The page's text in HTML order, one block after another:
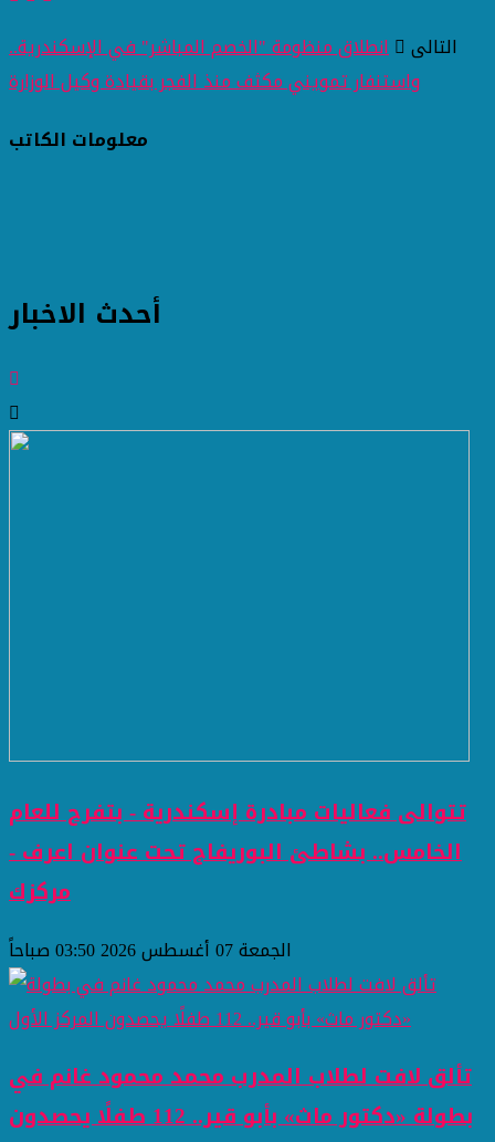
التالى
انطلاق منظومة "الخصم المباشر" في الإسكندرية..
واستنفار تمويني مكثف منذ الفجر بقيادة وكيل الوزارة
معلومات الكاتب
أحدث الاخبار
تتوالى فعاليات مبادرة إسكندرية - بتفرح للعام
الخامس.. بشاطئ البوريفاج تحت عنوان اعرف -
مركزك
الجمعة 07 أغسطس 2026 03:50 صباحاً
تألق لافت لطلاب المدرب محمد محمود غانم في
بطولة «دكتور ماث» بأبو قير.. 112 طفلًا يحصدون